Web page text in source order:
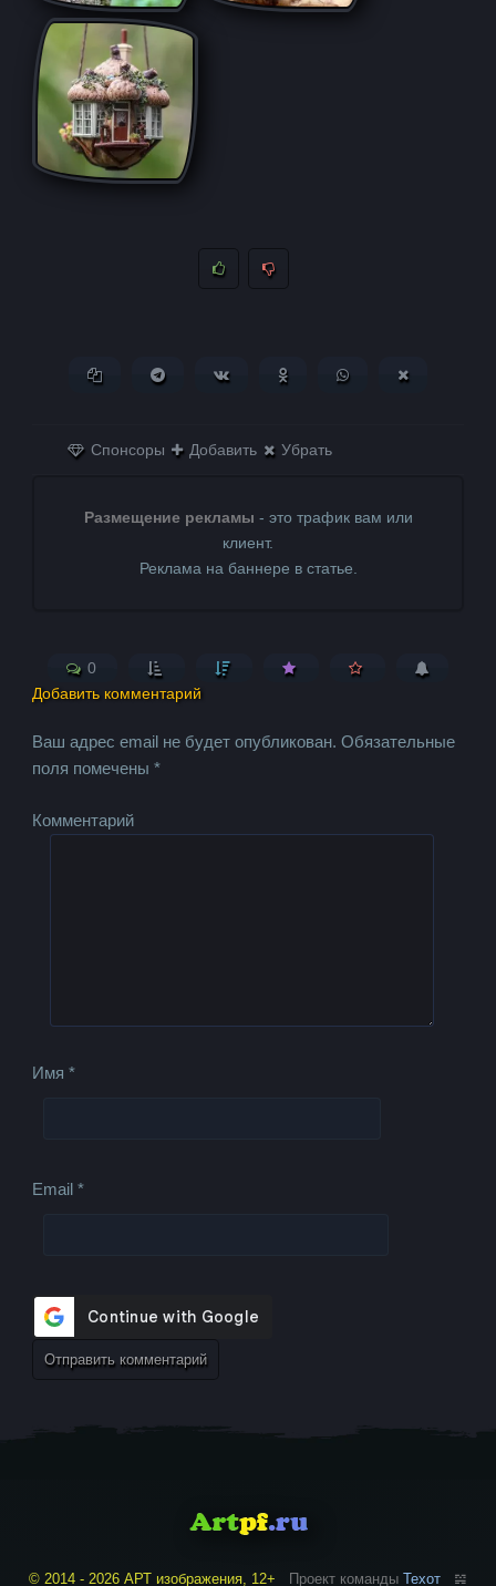
Копировать ссылкуПоделиться в Telegram
Поделиться ВКонтактеПоделиться в
Поделиться в
Спонсоры Добавить Убрать
Размещение рекламы - это трафик вам или
клиент.
Реклама на баннере в статье.
0
Добавить комментарий
Ваш адрес email не будет опубликован. Обязательные
поля помечены*
Комментарий
Имя*
Email*
© 2014 - 2026 АРТ изображения, 12+ Проект команды Техот 𝌴